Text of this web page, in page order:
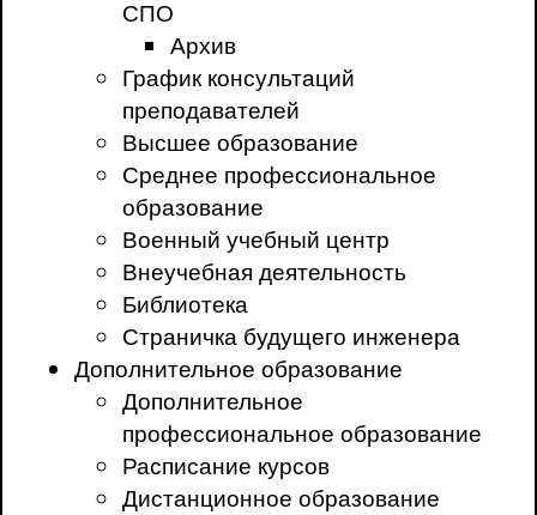
СПО
Архив
График консультаций
преподавателей
Высшее образование
Среднее профессиональное
образование
Военный учебный центр
Внеучебная деятельность
Библиотека
Страничка будущего инженера
Дополнительное образование
Дополнительное
профессиональное образование
Расписание курсов
Дистанционное образование